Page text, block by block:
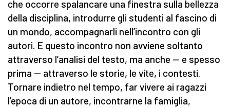
che occorre spalancare una finestra sulla bellezza
della disciplina, introdurre gli studenti al fascino di
un mondo, accompagnarli nell’incontro con gli
autori. E questo incontro non avviene soltanto
attraverso l’analisi del testo, ma anche — e spesso
prima — attraverso le storie, le vite, i contesti.
Tornare indietro nel tempo, far vivere ai ragazzi
l’epoca di un autore, incontrarne la famiglia,